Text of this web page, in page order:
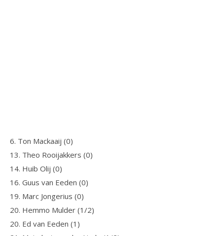
6. Ton Mackaaij (0)
13. Theo Rooijakkers (0)
14. Huib Olij (0)
16. Guus van Eeden (0)
19. Marc Jongerius (0)
20. Hemmo Mulder (1/2)
20. Ed van Eeden (1)